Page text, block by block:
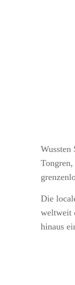
Wussten
Die
weltweit
hinaus